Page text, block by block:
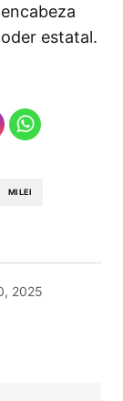
estatal.
MILEI
2025